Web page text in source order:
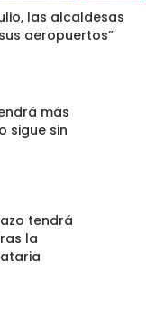
las alcaldesas
aeropuertos”
más
sigue sin
tendrá
la